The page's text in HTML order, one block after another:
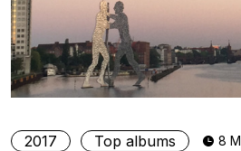
2017 Top albums 8